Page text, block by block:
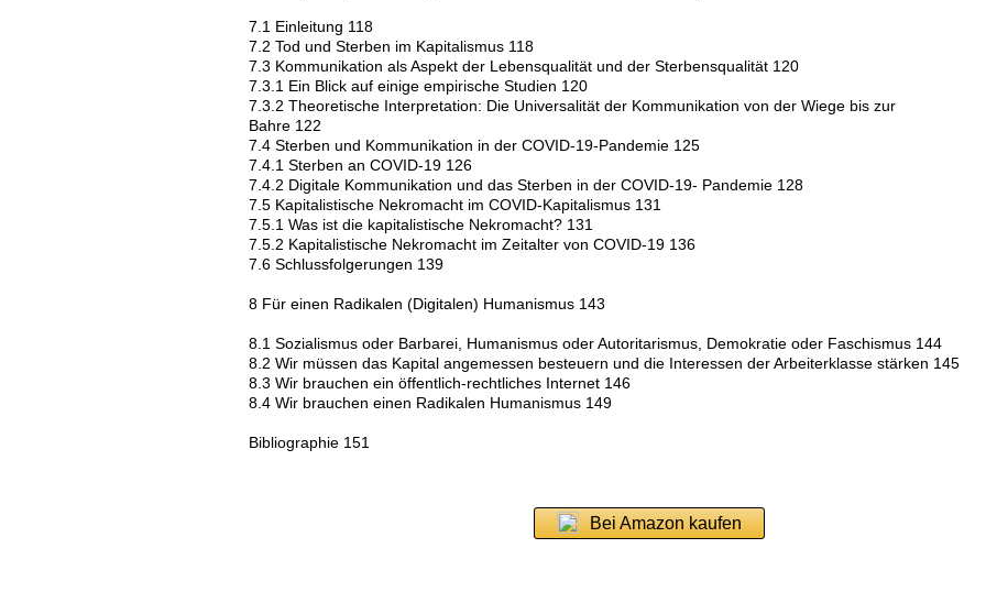
7.1 Einleitung 118
7.2 Tod und Sterben im Kapitalismus 118
7.3 Kommunikation als Aspekt der Lebensqualität und der Sterbensqualität 120
7.3.1 Ein Blick auf einige empirische Studien 120
7.3.2 Theoretische Interpretation: Die Universalität der Kommunikation von der Wiege bis zur
Bahre 122
7.4 Sterben und Kommunikation in der COVID-19-Pandemie 125
7.4.1 Sterben an COVID-19 126
7.4.2 Digitale Kommunikation und das Sterben in der COVID-19- Pandemie 128
7.5 Kapitalistische Nekromacht im COVID-Kapitalismus 131
7.5.1 Was ist die kapitalistische Nekromacht? 131
7.5.2 Kapitalistische Nekromacht im Zeitalter von COVID-19 136
7.6 Schlussfolgerungen 139
8 Für einen Radikalen (Digitalen) Humanismus 143
8.1 Sozialismus oder Barbarei, Humanismus oder Autoritarismus, Demokratie oder Faschismus 144
8.2 Wir müssen das Kapital angemessen besteuern und die Interessen der Arbeiterklasse stärken 145
8.3 Wir brauchen ein öffentlich-rechtliches Internet 146
8.4 Wir brauchen einen Radikalen Humanismus 149
Bibliographie 151
Bei Amazon kaufen